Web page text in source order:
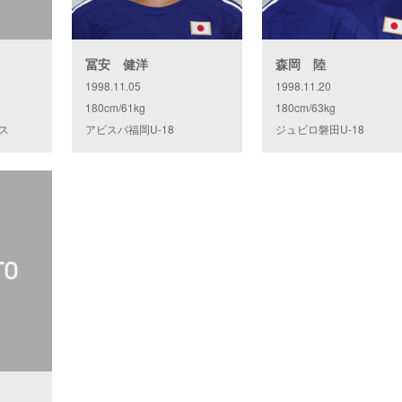
冨安 健洋
1998.11.05
180cm/61kg
アビスパ福岡U-18
森岡 陸
1998.11.20
180cm/63kg
ジュビロ磐田U-18